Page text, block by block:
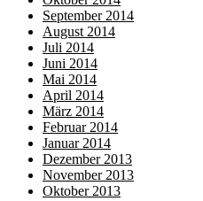
September 2014
August 2014
Juli 2014
Juni 2014
Mai 2014
April 2014
März 2014
Februar 2014
Januar 2014
Dezember 2013
November 2013
Oktober 2013